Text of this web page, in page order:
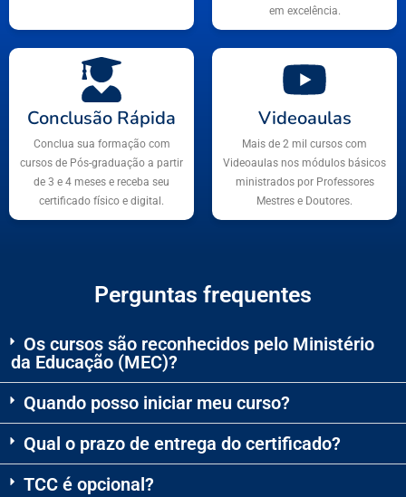
em excelência.
Conclusão Rápida
Conclua sua formação com
cursos de Pós-graduação a partir
de 3 e 4 meses e receba seu
certificado físico e digital.
Videoaulas
Mais de 2 mil cursos com
Videoaulas nos módulos básicos
ministrados por Professores
Mestres e Doutores.
Perguntas frequentes
Os cursos são reconhecidos pelo Ministério
da Educação (MEC)?
Quando posso iniciar meu curso?
Qual o prazo de entrega do certificado?
TCC é opcional?